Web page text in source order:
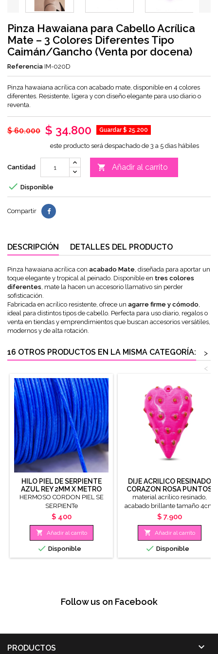
Pinza Hawaiana para Cabello Acrílica
Mate – 3 Colores Diferentes Tipo
Caimán/Gancho (Venta por docena)
Referencia IM-020D
Pinza hawaiana acrílica con acabado mate, disponible en 4 colores
diferentes. Resistente, ligera y con diseño elegante para uso diario o
reventa.
$ 60.000 $ 34.800 Guardar $ 25.200
este producto será despachado de 3 a 5 dias hábiles
Cantidad  Añadir al carrito
 Disponible
Compartir
DESCRIPCIÓN DETALLES DEL PRODUCTO
Pinza hawaiana acrílica con acabado Mate, diseñada para aportar un
toque elegante y tropical al peinado. Disponible en tres colores
diferentes, mate la hacen un accesorio llamativo sin perder
sofisticación.
Fabricada en acrílico resistente, ofrece un agarre firme y cómodo,
ideal para distintos tipos de cabello. Perfecta para uso diario, regalos o
venta en tiendas y emprendimientos que buscan accesorios versátiles,
modernos y de alta rotación.
16 OTROS PRODUCTOS EN LA MISMA CATEGORÍA:
>
<
HILO PIEL DE SERPIENTE
AZUL REY 2MM X METRO
HERMOSO CORDON PIEL SE
SERPIENTe
Precio
$ 400
 Añadir al carrito
 Disponible
DIJE ACRILICO RESINADO
CORAZON ROSA PUNTOS
DORADOS X UNIDAD
material acrílico resinado,
acabado brillante tamaño 4cm
Precio
$ 7.900
 Añadir al carrito
 Disponible
Follow us on Facebook
PRODUCTOS 